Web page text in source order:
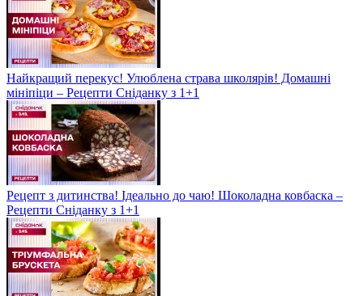
Найкращий перекус! Улюблена страва школярів! Домашні
мініпіци – Рецепти Сніданку з 1+1
Рецепт з дитинства! Ідеально до чаю! Шоколадна ковбаска –
Рецепти Сніданку з 1+1